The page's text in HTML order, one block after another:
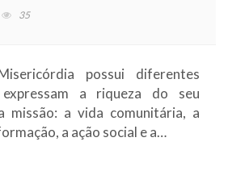
35
possui diferentes
a riqueza do seu
missão: a vida comunitária, a
a ação social e a…